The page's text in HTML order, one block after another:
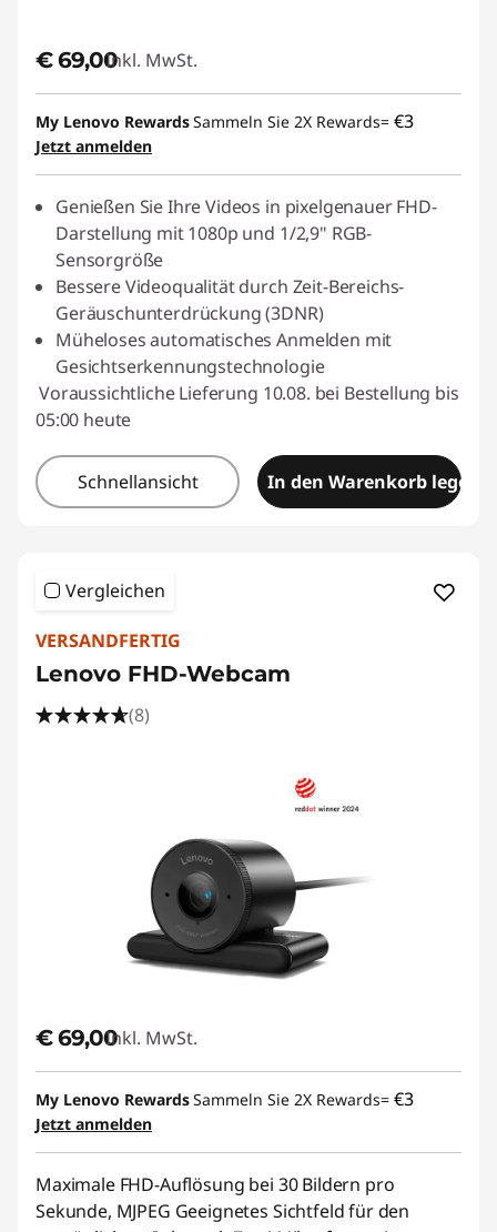
€ 69,00Inkl. MwSt.
My Lenovo RewardsSammeln Sie 2X Rewards= €3
Jetzt anmelden
Genießen Sie Ihre Videos in pixelgenauer FHD-
Darstellung mit 1080p und 1/2,9" RGB-
Sensorgröße
Bessere Videoqualität durch Zeit-Bereichs-
Geräuschunterdrückung (3DNR)
Müheloses automatisches Anmelden mit
Gesichtserkennungstechnologie
Voraussichtliche Lieferung 10.08. bei Bestellung bis
05:00 heute
Schnellansicht In den Warenkorb legen
Vergleichen
VERSANDFERTIG
Lenovo FHD-Webcam
(8)
€ 69,00Inkl. MwSt.
My Lenovo RewardsSammeln Sie 2X Rewards= €3
Jetzt anmelden
Maximale FHD-Auflösung bei 30 Bildern pro
Sekunde, MJPEG Geeignetes Sichtfeld für den